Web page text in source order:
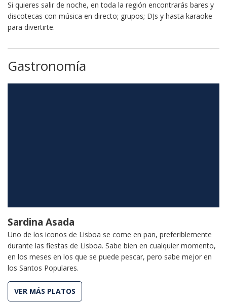
Si quieres salir de noche, en toda la región encontrarás bares y
discotecas con música en directo; grupos; DJs y hasta karaoke
para divertirte.
Gastronomía
Sardina Asada
Uno de los iconos de Lisboa se come en pan, preferiblemente
durante las fiestas de Lisboa. Sabe bien en cualquier momento,
en los meses en los que se puede pescar, pero sabe mejor en
los Santos Populares.
VER MÁS PLATOS